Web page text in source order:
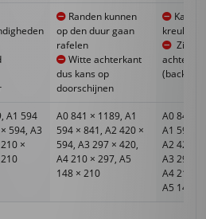
Randen kunnen
op den duur gaan
rafelen
Witte achterkant
dus kans op
doorschijnen
Kan
kreuken
(backing)
A1 594
594, A3
×
A0 841 × 1189, A1
594 × 841, A2 420 ×
594, A3 297 × 420,
A4 210 × 297, A5
148 × 210
A0 841 ×
A1 594 ×
A2 420 ×
A3 297 ×
A4 210 ×
A5 148 ×